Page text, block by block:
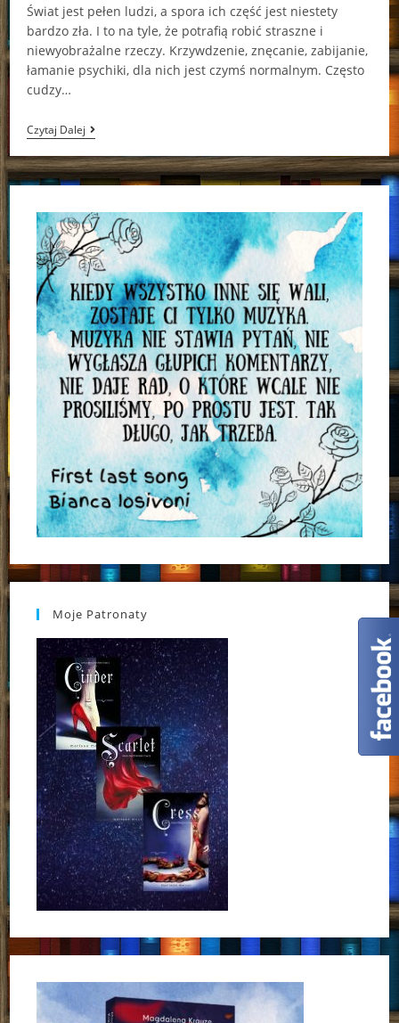
Świat jest pełen ludzi, a spora ich część jest niestety
bardzo zła. I to na tyle, że potrafią robić straszne i
niewyobrażalne rzeczy. Krzywdzenie, znęcanie, zabijanie,
łamanie psychiki, dla nich jest czymś normalnym. Często
cudzy…
Czytaj DalejFinal
Girls.
Ostatnie
Ocalałe
Grady
Moje Patronaty